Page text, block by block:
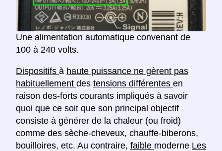
Une alimentation automatique convenant de
100 à 240 volts.
Dispositifs à haute puissance ne gèrent pas
habituellement des tensions différentes en
raison des-forts courants impliqués à savoir
quoi que ce soit que son principal objectif
consiste à générer de la chaleur (ou froid)
comme des sèche-cheveux, chauffe-biberons,
bouilloires, etc. Au contraire, faible moderne Les